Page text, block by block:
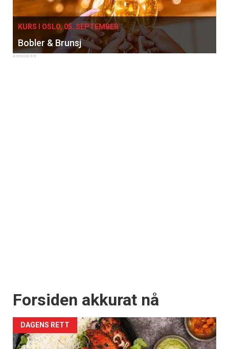
KURS I OSLO, 05. SEPTEMBER
Bobler & Brunsj
Forsiden akkurat nå
DAGENS RETT